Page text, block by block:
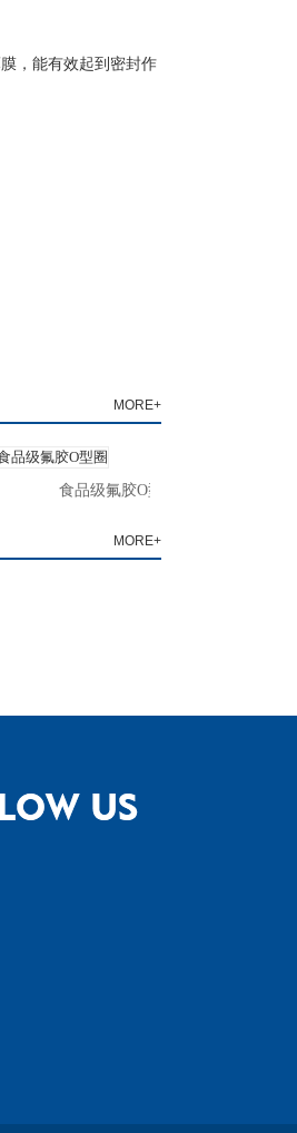
，能有效起到密封作
MORE+
食品级氟胶O型圈
MORE+